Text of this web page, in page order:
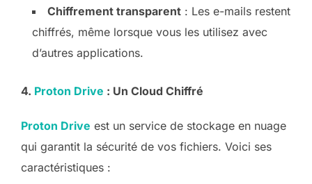
Chiffrement transparent : Les e-mails restent
chiffrés, même lorsque vous les utilisez avec
d’autres applications.
4. Proton Drive : Un Cloud Chiffré
Proton Drive est un service de stockage en nuage
qui garantit la sécurité de vos fichiers. Voici ses
caractéristiques :